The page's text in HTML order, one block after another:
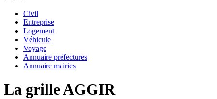
Civil
Entreprise
Logement
Véhicule
Voyage
Annuaire préfectures
Annuaire mairies
La grille AGGIR